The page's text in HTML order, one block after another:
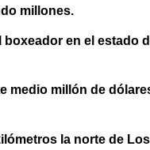
millones.
en el estado
medio millón de
la norte de